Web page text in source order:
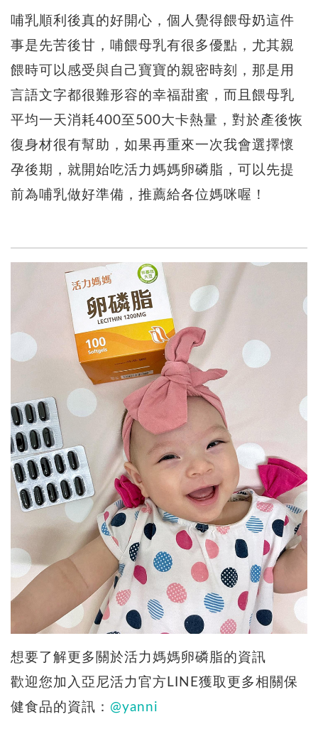
哺乳順利後真的好開心，個人覺得餵母奶這件
事是先苦後甘，哺餵母乳有很多優點，尤其親
餵時可以感受與自己寶寶的親密時刻，那是用
言語文字都很難形容的幸福甜蜜，而且餵母乳
平均一天消耗400至500大卡熱量，對於產後恢
復身材很有幫助，如果再重來一次我會選擇懷
孕後期，就開始吃活力媽媽卵磷脂，可以先提
前為哺乳做好準備，推薦給各位媽咪喔！
想要了解更多關於活力媽媽卵磷脂的資訊
歡迎您加入亞尼活力官方LINE獲取更多相關保
健食品的資訊： @yanni